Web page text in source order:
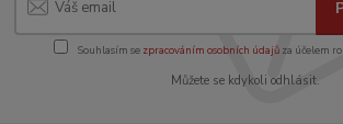
Souhlasím se zpracováním osobních údajůza účelem
Můžete se kdykoli odhlásit.